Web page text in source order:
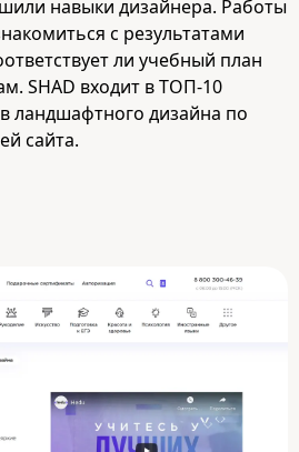
навыки дизайнера. Работы
с результатами
ли учебный план
SHAD входит в ТОП-10
ландшафтного дизайна по
сайта.